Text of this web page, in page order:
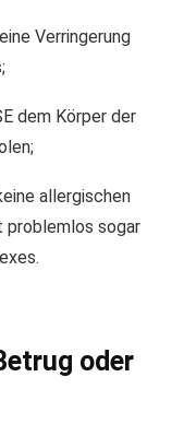
Verringerung
dem Körper der
allergischen
problemlos sogar
oder